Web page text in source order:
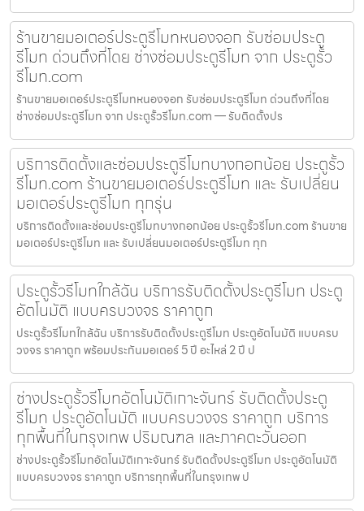
ร้านขายมอเตอร์ประตูรีโมทหนองจอก รับซ่อมประตู
รีโมท ด่วนถึงที่โดย ช่างซ่อมประตูรีโมท จาก ประตูรั้ว
รีโมท.com
ร้านขายมอเตอร์ประตูรีโมทหนองจอก รับซ่อมประตูรีโมท ด่วนถึงที่โดย
ช่างซ่อมประตูรีโมท จาก ประตูรั้วรีโมท.com — รับติดตั้งปร
บริการติดตั้งและซ่อมประตูรีโมทบางกอกน้อย ประตูรั้ว
รีโมท.com ร้านขายมอเตอร์ประตูรีโมท และ รับเปลี่ยน
มอเตอร์ประตูรีโมท ทุกรุ่น
บริการติดตั้งและซ่อมประตูรีโมทบางกอกน้อย ประตูรั้วรีโมท.com ร้านขาย
มอเตอร์ประตูรีโมท และ รับเปลี่ยนมอเตอร์ประตูรีโมท ทุก
ประตูรั้วรีโมทใกล้ฉัน บริการรับติดตั้งประตูรีโมท ประตู
อัตโนมัติ แบบครบวงจร ราคาถูก
ประตูรั้วรีโมทใกล้ฉัน บริการรับติดตั้งประตูรีโมท ประตูอัตโนมัติ แบบครบ
วงจร ราคาถูก พร้อมประกันมอเตอร์ 5 ปี อะไหล่ 2 ปี ป
ช่างประตูรั้วรีโมทอัตโนมัติเกาะจันทร์ รับติดตั้งประตู
รีโมท ประตูอัตโนมัติ แบบครบวงจร ราคาถูก บริการ
ทุกพื้นที่ในกรุงเทพ ปริมณฑล และภาคตะวันออก
ช่างประตูรั้วรีโมทอัตโนมัติเกาะจันทร์ รับติดตั้งประตูรีโมท ประตูอัตโนมัติ
แบบครบวงจร ราคาถูก บริการทุกพื้นที่ในกรุงเทพ ป